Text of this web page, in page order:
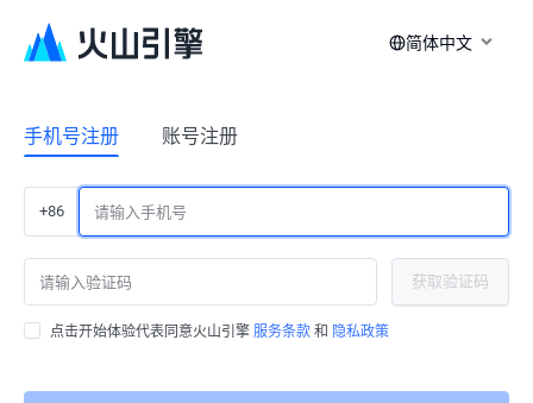
简体中文
手机号注册 账号注册
+86
获取验证码
点击开始体验代表同意火山引擎 服务条款 和 隐私政策